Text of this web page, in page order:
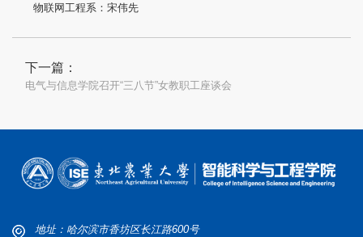
物联网工程系：宋伟先
下一篇：
电气与信息学院召开“三八节”女教职工座谈会
地址：哈尔滨市香坊区长江路600号